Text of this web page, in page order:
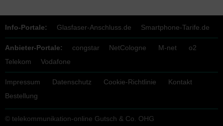
Info-Portale: Glasfaser-Anschluss.de Smartphone-Tarife.de
Anbieter-Portale: congstar NetCologne M-net
o2
Telekom
Vodafone
Impressum Datenschutz Cookie-Richtlinie
Kontakt
Bestellung
© telekommunikation-online Gutsch & Co. OHG